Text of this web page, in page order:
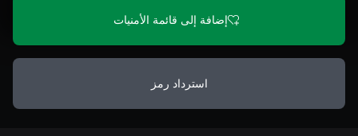
إضافة إلى قائمة الأمنيات
استرداد رمز